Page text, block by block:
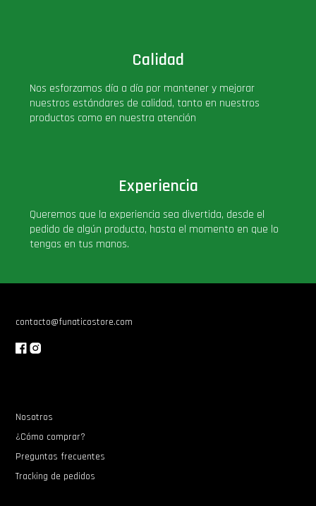
Calidad
Nos esforzamos día a día por mantener y mejorar
nuestros estándares de calidad, tanto en nuestros
productos como en nuestra atención
Experiencia
Queremos que la experiencia sea divertida, desde el
pedido de algún producto, hasta el momento en que lo
tengas en tus manos.
contacto@funaticostore.com
Nosotros
¿Cómo comprar?
Preguntas frecuentes
Tracking de pedidos